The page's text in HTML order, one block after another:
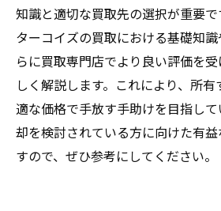
知識と適切な買取先の選択が重要で
ターコイズの買取における基礎知
らに買取専門店でより良い評価を
しく解説します。これにより、所
適な価格で手放す手助けを目指し
却を検討されている方に向けた有
すので、ぜひ参考にしてください。